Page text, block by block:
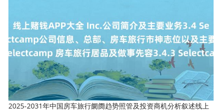
2025-2031年中国房车旅行阛阓趋势照管及投资商机分析叙述线上